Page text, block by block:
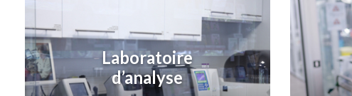
Laboratoire
d’analyse